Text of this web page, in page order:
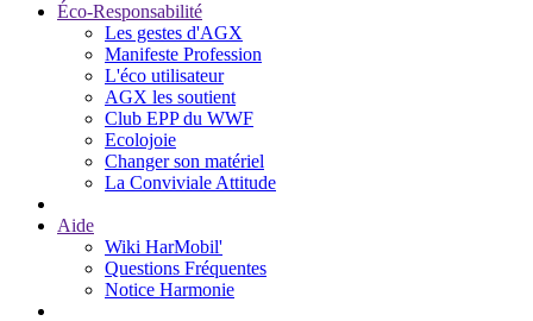
Éco-Responsabilité
Les gestes d'AGX
Manifeste Profession
L'éco utilisateur
AGX les soutient
Club EPP du WWF
Ecolojoie
Changer son matériel
La Conviviale Attitude
Aide
Wiki HarMobil'
Questions Fréquentes
Notice Harmonie